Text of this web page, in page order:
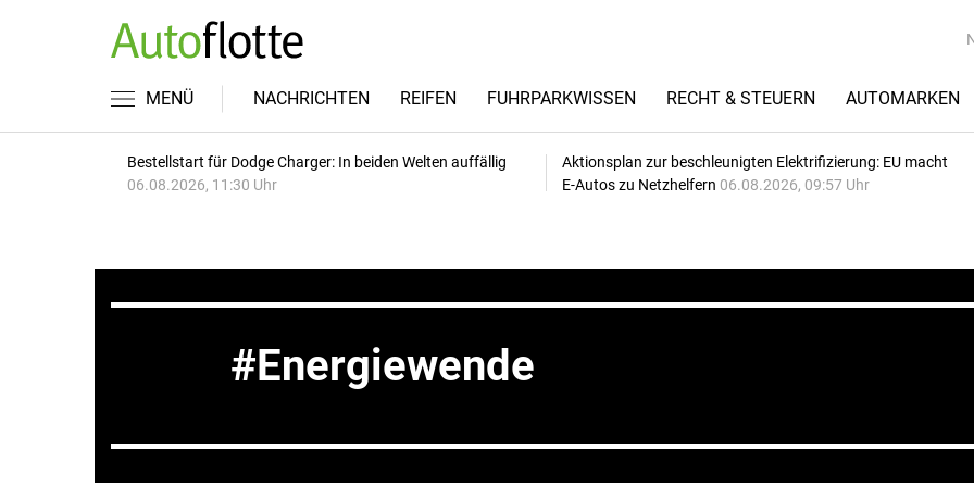
MENÜ NACHRICHTEN REIFEN FUHRPARKWISSEN RECHT & STEUERN AUTOMARKEN
Bestellstart für Dodge Charger: In beiden Welten auffällig
06.08.2026, 11:30 Uhr
Aktionsplan zur beschleunigten Elektrifizierung: EU macht
E-Autos zu Netzhelfern 06.08.2026, 09:57 Uhr
Energiewende